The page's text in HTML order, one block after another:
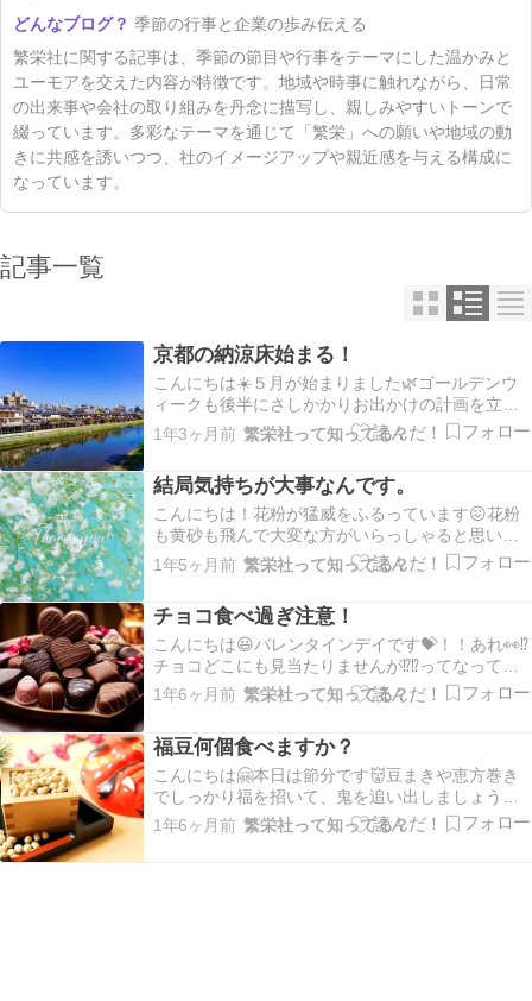
季節の行事と企業の歩み伝える
繁栄社に関する記事は、季節の節目や行事をテーマにした温かみと
ユーモアを交えた内容が特徴です。地域や時事に触れながら、日常
の出来事や会社の取り組みを丹念に描写し、親しみやすいトーンで
綴っています。多彩なテーマを通じて「繁栄」への願いや地域の動
きに共感を誘いつつ、社のイメージアップや親近感を与える構成に
なっています。
記事一覧
京都の納涼床始まる！
こんにちは☀️５月が始まりました🌿ゴールデンウ
ィークも後半にさしかかりお出かけの計画を立て
ていらっしゃいますね？夢洲で開催中の万博では
インド館がやっとオープンしました😆✨万博以外
日から京都の鴨川で毎年恒例の川床が始まりまし
た😌毎年ニ…
1年3ヶ月前 繁栄社って知ってる？
結局気持ちが大事なんです。
こんにちは！花粉が猛威をふるっています😖花粉
も黄砂も飛んで大変な方がいらっしゃると思いま
す。かく言う私も花粉には毎年悩まされている一
人な訳ですが、今年は目が痒くて仕方がないです
いつも感じてなくて、症状ってこんなに変わるっ
け？と困惑して…
1年5ヶ月前 繁栄社って知ってる？
チョコ食べ過ぎ注意！
こんにちは😃バレンタインデイです💝！！あれ👀⁉️
チョコどこにも見当たりませんが⁉️⁉️ってなってる
方います❓️笑最近は自分チョコや友チョコで義理チ
ョコ文化薄れてきてますからね😑今はチョコレー
しょうか😙🍀笑最近はアイスもお菓子も冬にな
る…
1年6ヶ月前 繁栄社って知ってる？
福豆何個食べますか？
こんにちは🤗本日は節分です👹豆まきや恵方巻き
でしっかり福を招いて、鬼を追い出しましょう😆
こんなに寒いのに明日は立春ですよ🌸🍀春のはじ
まりがこんなにも寒くていいんですか🤭‼️桜の開花
1年6ヶ月前 繁栄社って知ってる？